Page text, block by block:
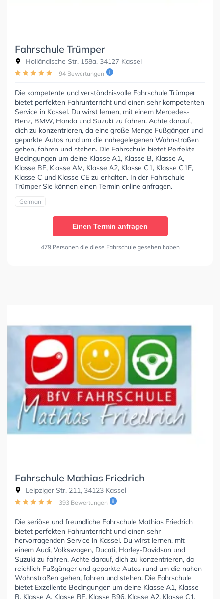
Fahrschule Trümper
Holländische Str. 158a, 34127 Kassel
94 Bewertungen
Die kompetente und verständnisvolle Fahrschule Trümper
bietet perfekten Fahrunterricht und einen sehr kompetenten
Service in Kassel. Du wirst lernen, mit einem Mercedes-
Benz, BMW, Honda und Suzuki zu fahren. Achte darauf,
dich zu konzentrieren, da eine große Menge Fußgänger und
geparkte Autos rund um die nahegelegenen Wohnstraßen
gehen, fahren und stehen. Die Fahrschule bietet Perfekte
Bedingungen um deine Klasse A1, Klasse B, Klasse A,
Klasse BE, Klasse AM, Klasse A2, Klasse C1, Klasse C1E,
Klasse C und Klasse CE zu erhalten. In der Fahrschule
Trümper Sie können einen Termin online anfragen.
German
Einen Termin anfragen
479 Personen die diese Fahrschule gesehen haben
Fahrschule Mathias Friedrich
Leipziger Str. 211, 34123 Kassel
393 Bewertungen
Die seriöse und freundliche Fahrschule Mathias Friedrich
bietet perfekten Fahrunterricht und einen sehr
hervorragenden Service in Kassel. Du wirst lernen, mit
einem Audi, Volkswagen, Ducati, Harley-Davidson und
Suzuki zu fahren. Achte darauf, dich zu konzentrieren, da
reichlich Fußgänger und geparkte Autos rund um die nahen
Wohnstraßen gehen, fahren und stehen. Die Fahrschule
bietet Exzellente Bedingungen um deine Klasse A1, Klasse
B, Klasse A, Klasse BE, Klasse B96, Klasse A2, Klasse C1,